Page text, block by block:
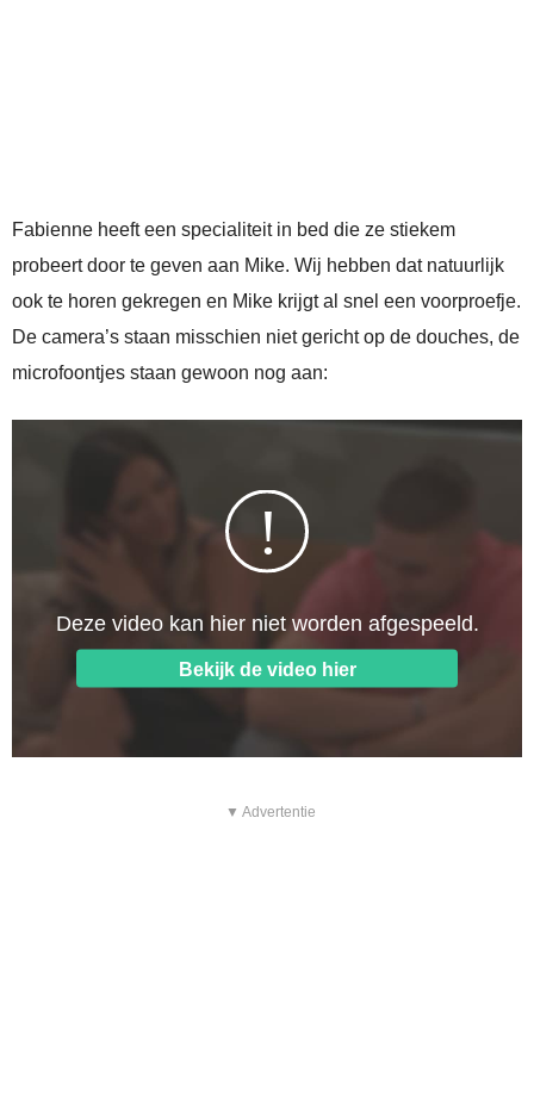
Fabienne heeft een specialiteit in bed die ze stiekem
probeert door te geven aan Mike. Wij hebben dat natuurlijk
ook te horen gekregen en Mike krijgt al snel een voorproefje.
De camera’s staan misschien niet gericht op de douches, de
microfoontjes staan gewoon nog aan:
▼ Advertentie